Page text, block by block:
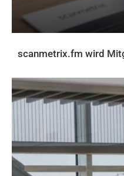
scanmetrix.fm wird